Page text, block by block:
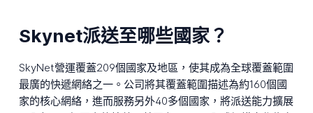
Skynet派送至哪些國家？
SkyNet營運覆蓋209個國家及地區，使其成為全球覆蓋範圍
最廣的快遞網絡之一。公司將其覆蓋範圍描述為約160個國
家的核心網絡，進而服務另外40多個國家，將派送能力擴展